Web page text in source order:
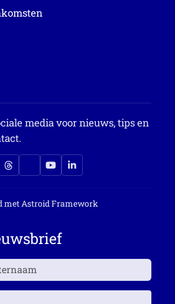
media voor nieuws, tips en
metAstroid Framework